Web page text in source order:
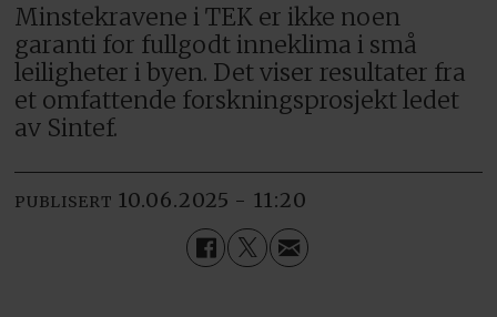
Minstekravene i TEK er ikke noen
garanti for fullgodt inneklima i små
leiligheter i byen. Det viser resultater fra
et omfattende forskningsprosjekt ledet
av Sintef.
PUBLISERT 10.06.2025 - 11:20